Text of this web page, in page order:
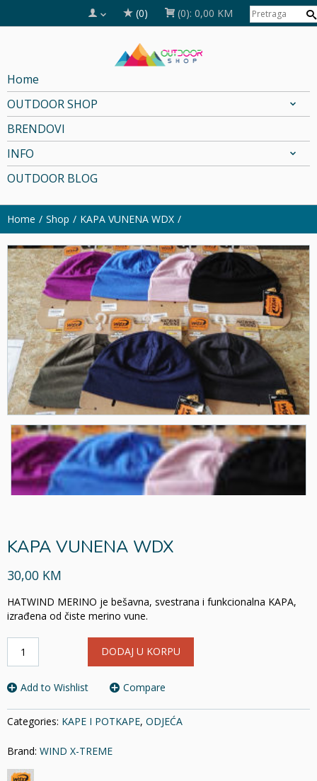
(0) (0): 0,00 KM
Home
OUTDOOR SHOP
BRENDOVI
INFO
OUTDOOR BLOG
Home Shop KAPA VUNENA WDX
KAPA VUNENA WDX
30,00 KM
HATWIND MERINO je bešavna, svestrana i funkcionalna KAPA,
izrađena od čiste merino vune.
VUNENA
količina
DODAJ U KORPU
Add to Wishlist Compare
Categories: KAPE I POTKAPE, ODJEĆA
Brand: WIND X-TREME